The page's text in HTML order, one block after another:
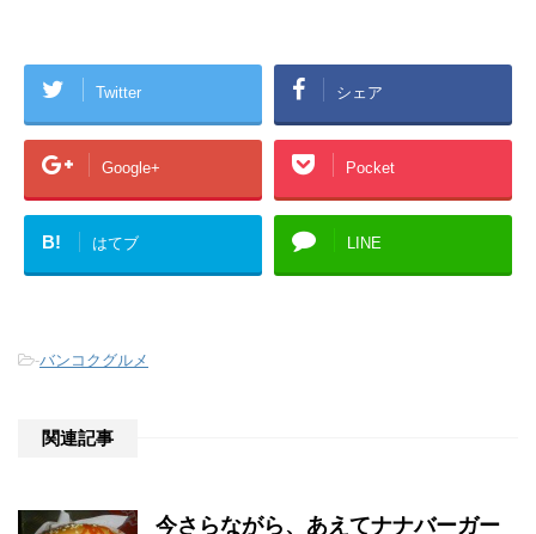
Twitter シェア
Google+ Pocket
B! はてブ LINE
-バンコクグルメ
関連記事
今さらながら、あえてナナバーガー